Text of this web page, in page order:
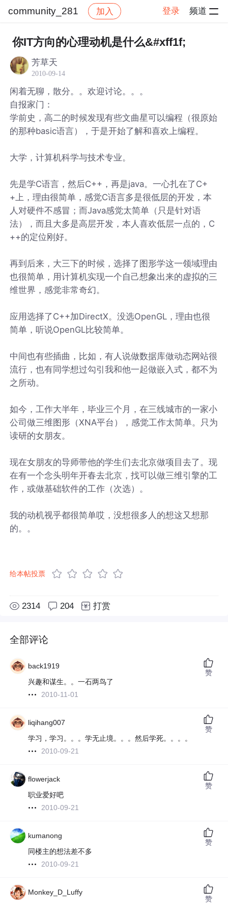
community_281 加入 登录 频道
社区 community_281 帖子详情
你IT方向的心理动机是什么&#xff1f;
芳草天
2010-09-14
闲着无聊，散分。。欢迎讨论。。。
自报家门：
学前史，高二的时候发现有些文曲星可以编程（很原始
的那种basic语言），于是开始了解和喜欢上编程。
大学，计算机科学与技术专业。
先是学C语言，然后C++，再是java。一心扎在了C+
+上，理由很简单，感觉C语言多是很低层的开发，本
人对硬件不感冒；而Java感觉太简单（只是针对语
法），而且大多是高层开发，本人喜欢低层一点的，C
++的定位刚好。
再到后来，大三下的时候，选择了图形学这一领域理由
也很简单，用计算机实现一个自己想象出来的虚拟的三
维世界，感觉非常奇幻。
应用选择了C++加DirectX。没选OpenGL，理由也很
简单，听说OpenGL比较简单。
中间也有些插曲，比如，有人说做数据库做动态网站很
流行，也有同学想过勾引我和他一起做嵌入式，都不为
之所动。
如今，工作大半年，毕业三个月，在三线城市的一家小
公司做三维图形（XNA平台），感觉工作太简单。只为
读研的女朋友。
现在女朋友的导师带他的学生们去北京做项目去了。现
在有一个念头明年开春去北京，找可以做三维引擎的工
作，或做基础软件的工作（次选）。
我的动机视乎都很简单哎，没想很多人的想这又想那
的。。
给本帖投票
2314 204 打赏
全部评论
back1919
兴趣和谋生。。一石两鸟了
2010-11-01
赞
liqihang007
学习，学习。。。学无止境。。。然后学死。。。。
2010-09-21
赞
flowerjack
职业爱好吧
2010-09-21
赞
kumanong
同楼主的想法差不多
2010-09-21
赞
Monkey_D_Luffy
赞